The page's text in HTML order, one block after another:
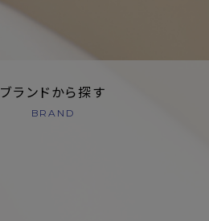
ブランドから探す
BRAND